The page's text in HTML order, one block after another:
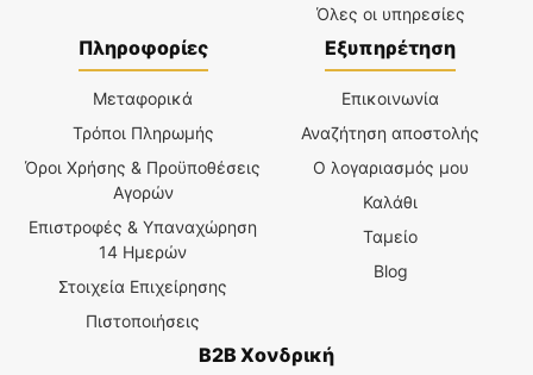
Όλες οι υπηρεσίες
Πληροφορίες
Μεταφορικά
Τρόποι Πληρωμής
Όροι Χρήσης & Προϋποθέσεις
Αγορών
Επιστροφές & Υπαναχώρηση
14 Ημερών
Στοιχεία Επιχείρησης
Πιστοποιήσεις
Εξυπηρέτηση
Επικοινωνία
Αναζήτηση αποστολής
Ο λογαριασμός μου
Καλάθι
Ταμείο
Blog
B2B Χονδρική